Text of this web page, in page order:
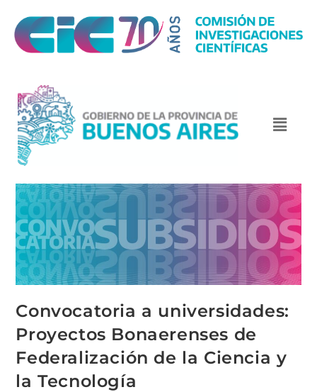
Convocatoria a universidades:
Proyectos Bonaerenses de
Federalización de la Ciencia y
la Tecnología